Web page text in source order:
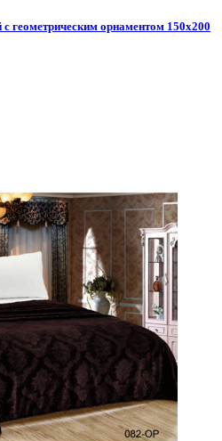
геометрическим орнаментом 150х200